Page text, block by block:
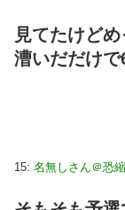
見てたけど
漕いだだけ
15: 名無しさん＠恐